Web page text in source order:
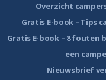
Overzicht
Gratis E-book – Tips
Gratis E-book – 8 fouten
een
Nieuwsbrief